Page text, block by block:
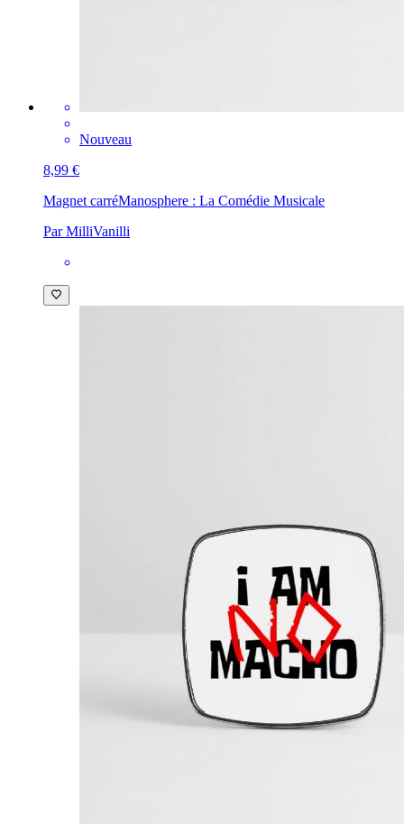
Nouveau
8,99 €
Magnet carréManosphere : La Comédie Musicale
Par MilliVanilli